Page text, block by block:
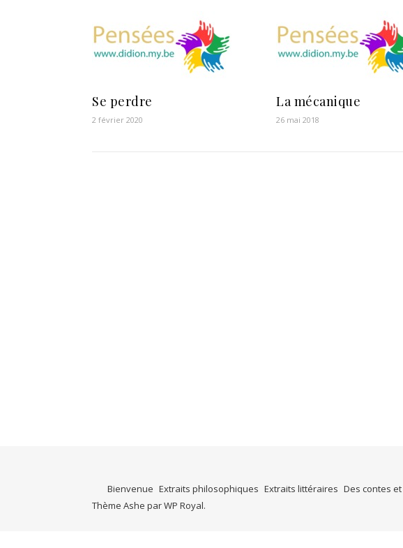
Se perdre
2 février 2020
La mécanique
26 mai 2018
Bienvenue Extraits philosophiques Extraits littéraires Des contes
Thème Ashe parWP Royal.